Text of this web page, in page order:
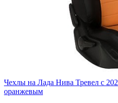
Чехлы на Лада Нива Тревел с
оранжевым